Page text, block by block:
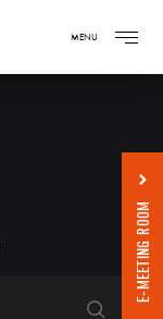
MENU
E-MEETING ROOM